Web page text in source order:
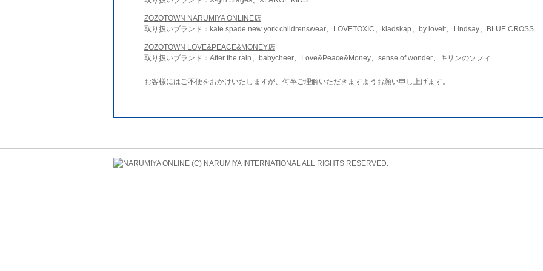
ZOZOTOWN NARUMIYA ONLINE店
取り扱いブランド：kate spade new york childrenswear、LOVETOXIC、kladskap、by loveit、Lindsay、BLUE CROSS
ZOZOTOWN LOVE&PEACE&MONEY店
取り扱いブランド：After the rain、babycheer、Love&Peace&Money、sense of wonder、キリンのソフィ
お客様にはご不便をおかけいたしますが、何卒ご理解いただきますようお願い申し上げます。